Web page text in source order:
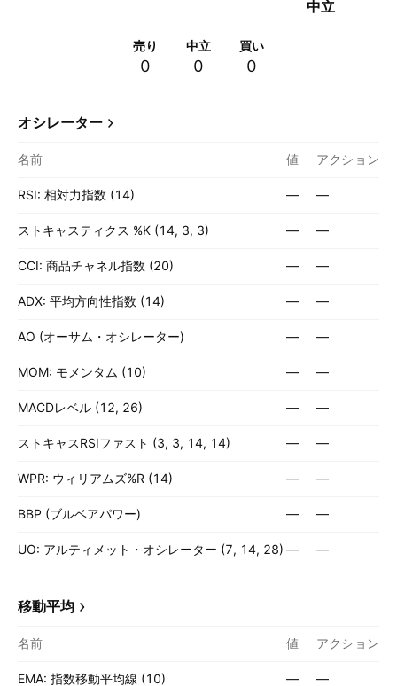
中立
売り
0
中立
0
買い
0
オシレーター
名前 値 アクション
RSI: 相対力指数 (14) — —
ストキャスティクス %K (14, 3, 3) — —
CCI: 商品チャネル指数 (20) — —
ADX: 平均方向性指数 (14) — —
AO (オーサム・オシレーター) — —
MOM: モメンタム (10) — —
MACDレベル (12, 26) — —
ストキャスRSIファスト (3, 3, 14, 14) — —
WPR: ウィリアムズ%R (14) — —
BBP (ブルベアパワー) — —
UO: アルティメット・オシレーター (7, 14, 28) — —
移動平均
名前 値 アクション
EMA: 指数移動平均線 (10) — —